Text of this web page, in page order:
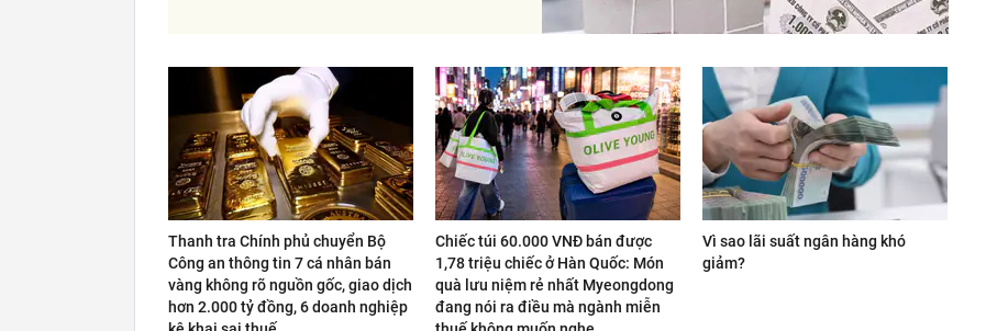
Thanh tra Chính phủ chuyển Bộ
Công an thông tin 7 cá nhân bán
vàng không rõ nguồn gốc, giao dịch
hơn 2.000 tỷ đồng, 6 doanh nghiệp
Chiếc túi 60.000 VNĐ bán được
1,78 triệu chiếc ở Hàn Quốc: Món
quà lưu niệm rẻ nhất Myeongdong
đang nói ra điều mà ngành miễn
Vì sao lãi suất ngân hàng khó
giảm?